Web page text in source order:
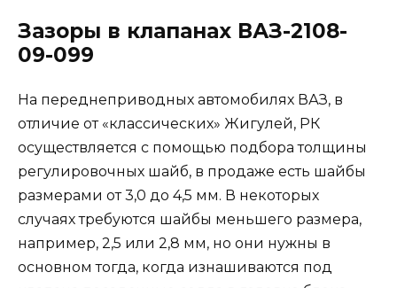
Зазоры в клапанах ВАЗ-2108-
09-099
На переднеприводных автомобилях ВАЗ, в
отличие от «классических» Жигулей, РК
осуществляется с помощью подбора толщины
регулировочных шайб, в продаже есть шайбы
размерами от 3,0 до 4,5 мм. В некоторых
случаях требуются шайбы меньшего размера,
например, 2,5 или 2,8 мм, но они нужны в
основном тогда, когда изнашиваются под